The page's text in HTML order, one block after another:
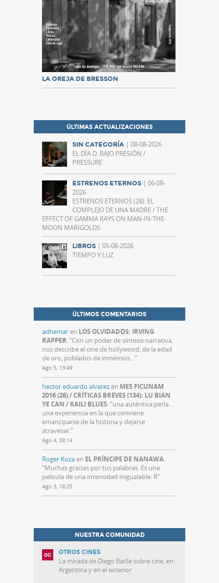
LA OREJA DE BRESSON
ÚLTIMAS ACTUALIZACIONES
SIN CATEGORÍA | 08-08-2026
EL DÍA D: BAJO PRESIÓN /
PRESSURE
ESTRENOS ETERNOS | 06-08-
2026
ESTRENOS ETERNOS (28): EL
COMPLEJO DE UNA MADRE / THE
EFFECT OF GAMMA RAYS ON MAN-IN-THE-
MOON MARIGOLDS
LIBROS | 05-08-2026
TIEMPO Y LUZ
ÚLTIMOS COMENTARIOS
adhemaren LOS OLVIDADOS: IRVING
RAPPER: “Con un poder de síntesis narrativa,
nos describe el cine de hollywood, de la edad
de oro, poblados de inmensos…”
Ago 5, 13:49
hector eduardo alvarezen MES FICUNAM
2016 (26) / CRÍTICAS BREVES (134): LU BIAN
YE CAN / KAILI BLUES: “una auténtica perla…
una experiencia en la que conviene
emanciparse de la historia y dejarse
atravesar.”
Ago 4, 08:14
Roger Kozaen EL PRÍNCIPE DE NANAWA:
“Muchas gracias por tus palabras. Es una
película de una intensidad inigualable. R”
Ago 3, 18:25
NUESTRA COMUNIDAD
OTROS CINES
La mirada de Diego Batlle sobre cine, en
Argentina y en el exterior